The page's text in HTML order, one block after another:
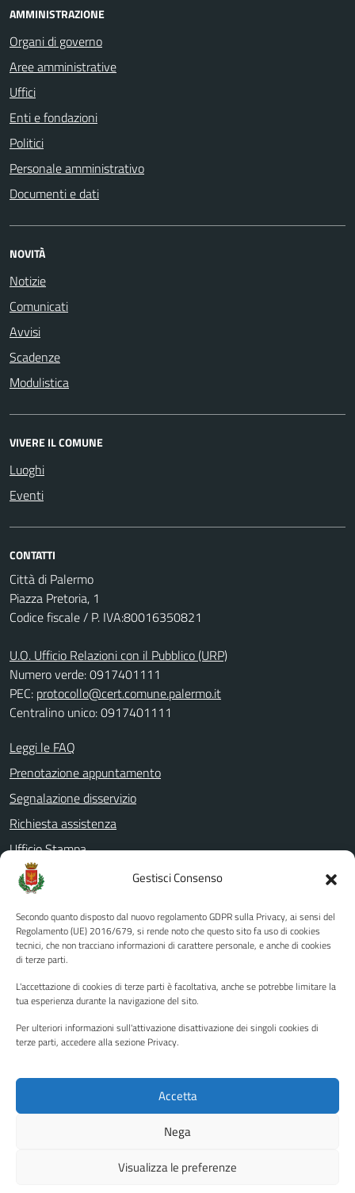
Gestisci Consenso
Secondo quanto disposto dal nuovo regolamento GDPR sulla Privacy, ai sensi del
Regolamento (UE) 2016/679, si rende noto che questo sito fa uso di cookies
tecnici, che non tracciano informazioni di carattere personale, e anche di cookies
di terze parti.
L'accettazione di cookies di terze parti è facoltativa, anche se potrebbe limitare la
tua esperienza durante la navigazione del sito.
Per ulteriori informazioni sull'attivazione disattivazione dei singoli cookies di
terze parti, accedere alla sezione Privacy.
Accetta
Nega
Visualizza le preferenze
AMMINISTRAZIONE
Organi di governo
Aree amministrative
Uffici
Enti e fondazioni
Politici
Personale amministrativo
Documenti e dati
NOVITÀ
Notizie
Comunicati
Avvisi
Scadenze
Modulistica
VIVERE IL COMUNE
Luoghi
Eventi
CONTATTI
Città di Palermo
Piazza Pretoria, 1
Codice fiscale / P. IVA:80016350821
U.O. Ufficio Relazioni con il Pubblico (URP)
Numero verde: 0917401111
PEC: protocollo@cert.comune.palermo.it
Centralino unico: 0917401111
Leggi le FAQ
Prenotazione appuntamento
Segnalazione disservizio
Richiesta assistenza
Ufficio Stampa
Amministrazione Trasparente
Albo pretorio
Informativa privacy
Note legali
Piano di miglioramento del sito
Instagram